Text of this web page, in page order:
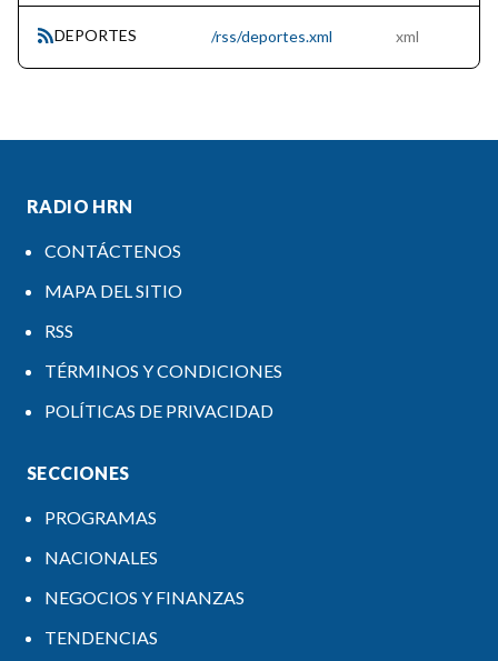
DEPORTES /rss/deportes.xml xml
RADIO HRN
CONTÁCTENOS
MAPA DEL SITIO
RSS
TÉRMINOS Y CONDICIONES
POLÍTICAS DE PRIVACIDAD
SECCIONES
PROGRAMAS
NACIONALES
NEGOCIOS Y FINANZAS
TENDENCIAS